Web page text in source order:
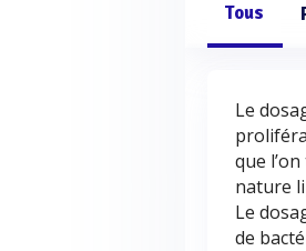
Tous
Le
que
nature
Le
de